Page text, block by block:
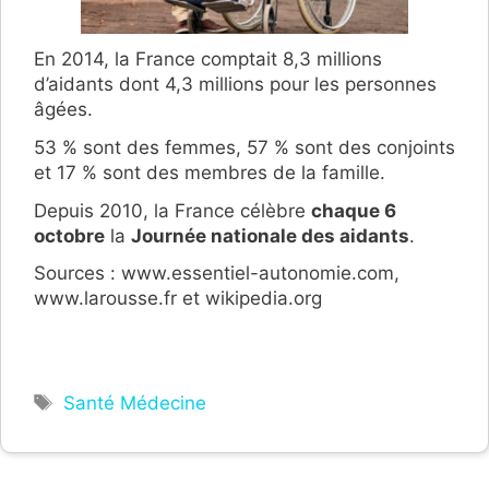
En 2014, la France comptait 8,3 millions
d’aidants dont 4,3 millions pour les personnes
âgées.
53 % sont des femmes, 57 % sont des conjoints
et 17 % sont des membres de la famille.
Depuis 2010, la France célèbre chaque 6
octobre la Journée nationale des aidants.
Sources : www.essentiel-autonomie.com,
www.larousse.fr et wikipedia.org
Étiquettes
Santé Médecine